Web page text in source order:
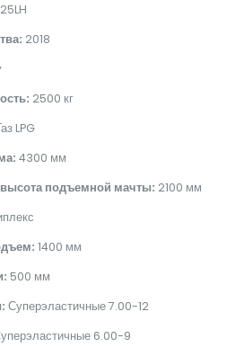
2018
2500 кг
LPG
4300 мм
подъемной мачты: 2100 мм
1400 мм
500 мм
Суперэластичные 7.00-12
6.00-9